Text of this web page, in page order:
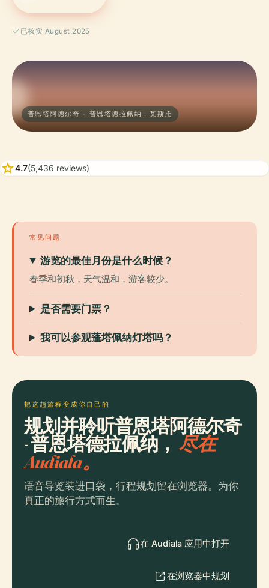
已核实 August 2025
普恩塔阿德尔奇 - 普恩塔德拉佩纳 · 瓦斯托
star4.7(5,436 reviews)
常见问题
游览的最佳月份是什么时候？
春季和初秋，天气温和，游客较少。
是否需要门票？
我可以参观蓬塔佩纳灯塔吗？
把这趟旅程变成你自己的
规划并聆听普恩塔阿德尔奇
- 普恩塔德拉佩纳，尽在
Audiala。
语音导览装进口袋，行程规划留在浏览器。为你
真正的旅行方式而生。
在 Audiala 应用中打开
在浏览器中规划